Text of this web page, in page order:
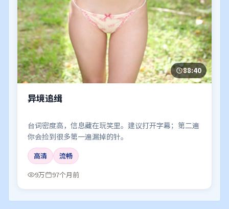
88:40
异境追缉
台词密度高，信息藏在玩笑里。建议打开字幕；第二遍
你会捡到很多第一遍漏掉的针。
高清
流畅
9万
97个月前